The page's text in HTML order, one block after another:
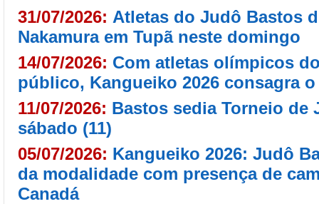
31/07/2026: Atletas do Judô Bastos
Nakamura em Tupã neste domingo
14/07/2026: Com atletas olímpicos
público, Kangueiko 2026 consagra
11/07/2026: Bastos sedia Torneio de
sábado (11)
05/07/2026: Kangueiko 2026: Judô
da modalidade com presença de
Canadá